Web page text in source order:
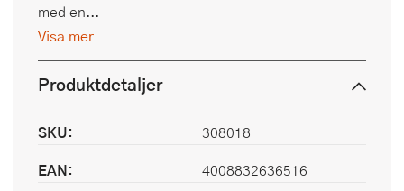
med en...
Visa mer
Produktdetaljer
SKU:
308018
EAN:
4008832636516